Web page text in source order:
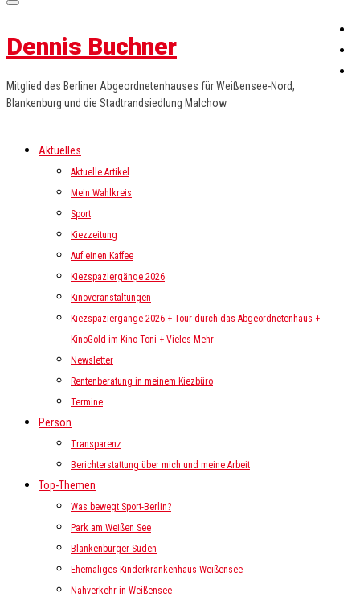
Dennis Buchner
Mitglied des Berliner Abgeordnetenhauses für Weißensee-Nord,
Blankenburg und die Stadtrandsiedlung Malchow
Aktuelles
Aktuelle Artikel
Mein Wahlkreis
Sport
Kiezzeitung
Auf einen Kaffee
Kiezspaziergänge 2026
Kinoveranstaltungen
Kiezspaziergänge 2026 + Tour durch das Abgeordnetenhaus +
KinoGold im Kino Toni + Vieles Mehr
Newsletter
Rentenberatung in meinem Kiezbüro
Termine
Person
Transparenz
Berichterstattung über mich und meine Arbeit
Top-Themen
Was bewegt Sport-Berlin?
Park am Weißen See
Blankenburger Süden
Ehemaliges Kinderkrankenhaus Weißensee
Nahverkehr in Weißensee